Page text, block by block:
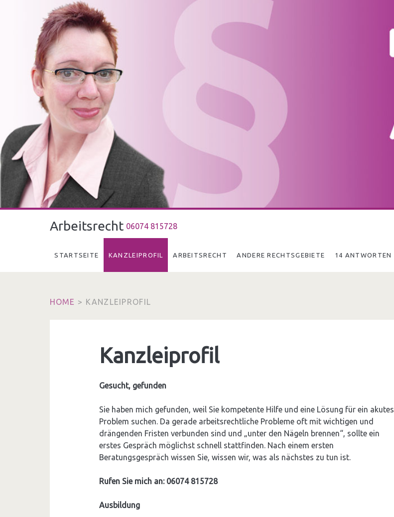
Arbeitsrecht 06074 815728
STARTSEITE KANZLEIPROFIL ARBEITSRECHT ANDERE RECHTSGEBIETE 14 ANTWORTEN
HOME > KANZLEIPROFIL
Kanzleiprofil
Gesucht, gefunden
Sie haben mich gefunden, weil Sie kompetente Hilfe und eine Lösung für ein akutes
Problem suchen. Da gerade arbeitsrechtliche Probleme oft mit wichtigen und
drängenden Fristen verbunden sind und „unter den Nägeln brennen“, sollte ein
erstes Gespräch möglichst schnell stattfinden. Nach einem ersten
Beratungsgespräch wissen Sie, wissen wir, was als nächstes zu tun ist.
Rufen Sie mich an: 06074 815728
Ausbildung